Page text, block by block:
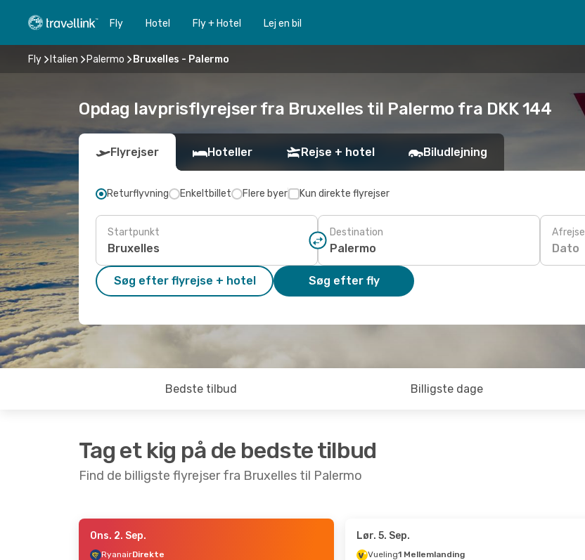
Fly Hotel Fly + Hotel Lej en bil
Fly Italien Palermo Bruxelles - Palermo
Opdag lavprisflyrejser fra Bruxelles til Palermo fra DKK 144
Flyrejser Hoteller Rejse + hotel Biludlejning
Returflyvning Enkeltbillet Flere byer Kun direkte flyrejser
Startpunkt Destination Afrejse
Dato
Søg efter flyrejse + hotel Søg efter fly
Bedste tilbud Billigste dage
Tag et kig på de bedste tilbud
Find de billigste flyrejser fra Bruxelles til Palermo
- Lør. 31. Okt.
Ons. 2. Sep.
RyanairDirekte
Lør. 5. Sep.
Vueling1 Mellemlanding